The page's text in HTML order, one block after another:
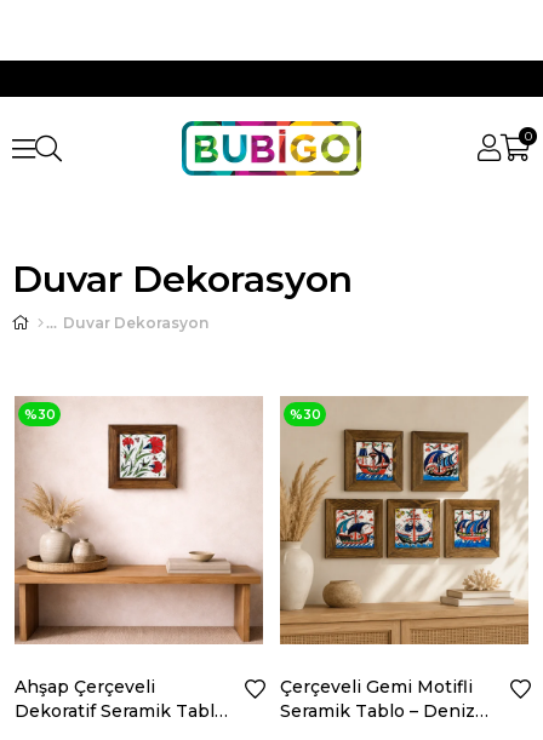
0
Duvar Dekorasyon
Duvar Dekorasyon
Ahşap Çerçeveli
Dekoratif Seramik Tablo
%30
Çerçeveli Gemi Motifli
Seramik Tablo – Deniz
%30